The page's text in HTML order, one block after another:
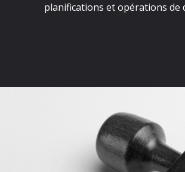
planifications et opérations de